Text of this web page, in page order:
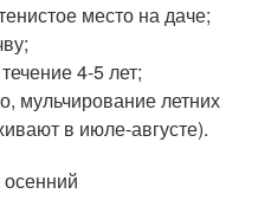
место на даче;
4-5 лет;
мульчирование летних
в июле-августе).